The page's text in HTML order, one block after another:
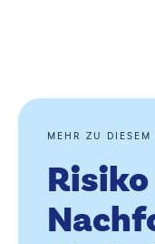
MEHR ZU DIESEM
Risiko